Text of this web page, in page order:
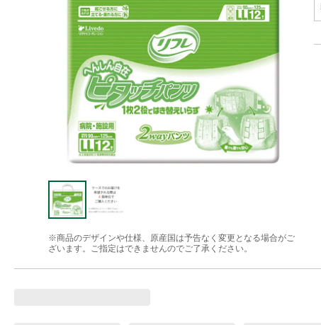
※商品のデザインや仕様、原産国は予告なく変更となる場合がご
ざいます。ご指定はできませんのでご了承ください。